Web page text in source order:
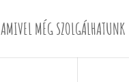
AMIVEL MÉG SZOLGÁLHATUNK